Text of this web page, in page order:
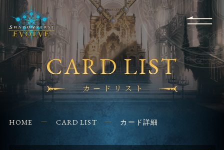
Q&A
EVENT SHOPS
FOR
BEGINNERS
APPLICATION
CONTACT
CARD LIST
カードリスト
HOME CARD LIST カード詳細